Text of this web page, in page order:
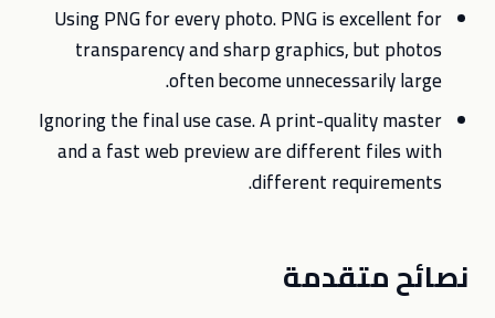
Using PNG for every photo. PNG is excellent for
transparency and sharp graphics, but photos
often become unnecessarily large.
Ignoring the final use case. A print-quality master
and a fast web preview are different files with
different requirements.
نصائح متقدمة